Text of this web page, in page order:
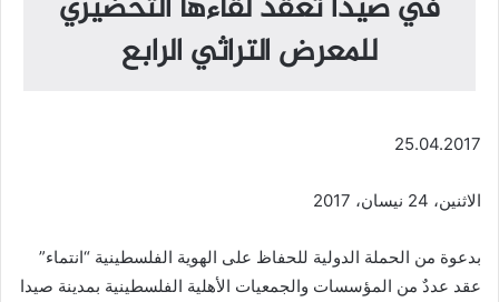
للمعرض التراثي الرابع
25.04.2017
الاثنين، 24 نيسان، 2017
بدعوة من الحملة الدولية للحفاظ على الهوية الفلسطينية “انتماء”
عقد عددٌ من المؤسسات والجمعيات الأهلية الفلسطينية بمدينة صيدا